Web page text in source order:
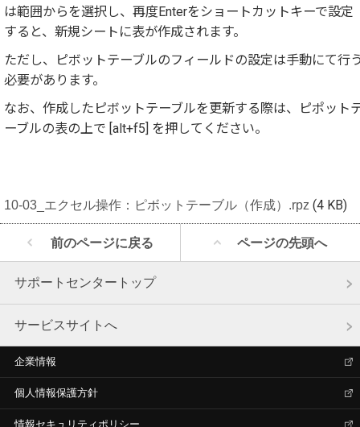
は範囲からを選択し、再度Enterをショートカットキーで設定
すると、新規シートに表が作成されます。
ただし、ピボットテーブルのフィールドの設定は手動にて行
必要があります。
なお、作成したピボットテーブルを更新する際は、ピポット
ーブルの表の上で [alt+f5] を押してください。
10-03_エクセル操作：ピボットテーブル（作成）.rpz (4 KB)
前のページに戻る ページの先頭へ
サポートセンタートップ
サービスサイトへ
企業情報
個人情報保護方針